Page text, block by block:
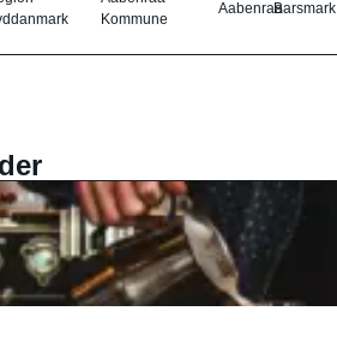
Kommune
AabenraaBarsmark